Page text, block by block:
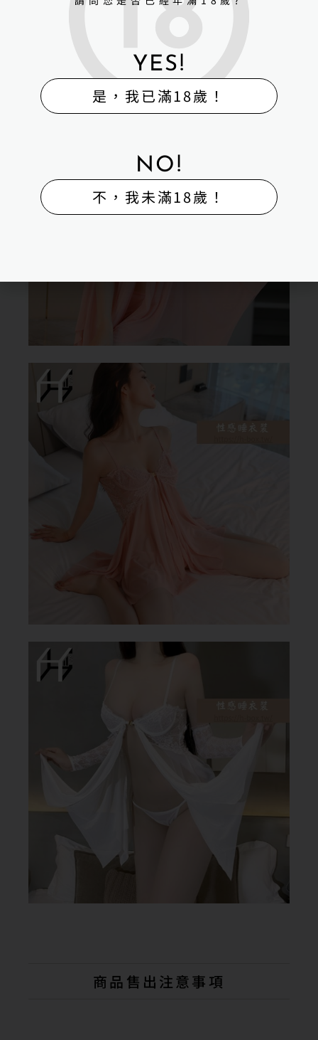
商品售出注意事項
YES!
是，我已滿18歲！
NO!
不，我未滿18歲！